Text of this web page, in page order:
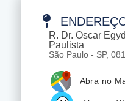
R. Dr. Oscar
Paulista
São Paulo - SP,
Abra no